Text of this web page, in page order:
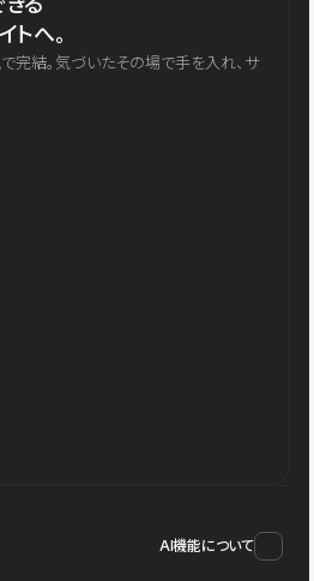
へ。
完結。気づいたその場で手を入れ、サ
AI機能について